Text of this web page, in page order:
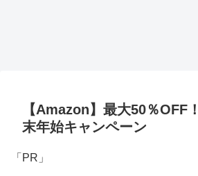
【Amazon】最大50％OFF
末年始キャンペーン
「PR」